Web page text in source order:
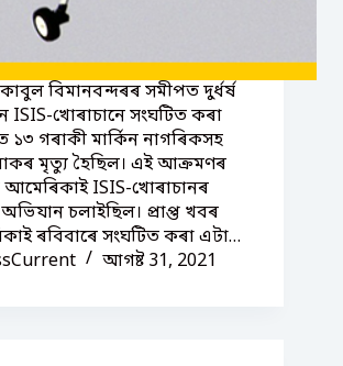
বিমানবন্দৰৰ সমীপত দুৰ্ধৰ্ষ
ISIS-খোৰাচানে সংঘটিত কৰা
১৩ গৰাকী মাৰ্কিন নাগৰিকসহ
মৃত্যু হৈছিল। এই আক্ৰমণৰ
ISIS-খোৰাচানৰ
অভিযান চলাইছিল। প্ৰাপ্ত খবৰ
ৰবিবাৰে সংঘটিত কৰা এটা…
আগষ্ট 31, 2021